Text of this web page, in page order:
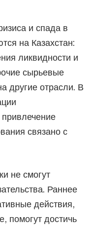
и спада в
на Казахстан:
ликвидности и
сырьевые
другие отрасли. В
связано с
не смогут
Раннее
действия,
помогут достичь